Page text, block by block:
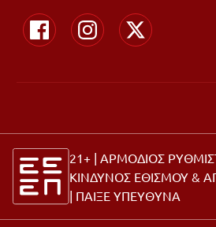
21+ | ΑΡΜΟΔΙΟΣ
ΚΙΝΔΥΝΟΣ ΕΘΙΣΜΟΥ &
| ΠΑΙΞΕ ΥΠΕΥΘΥΝΑ